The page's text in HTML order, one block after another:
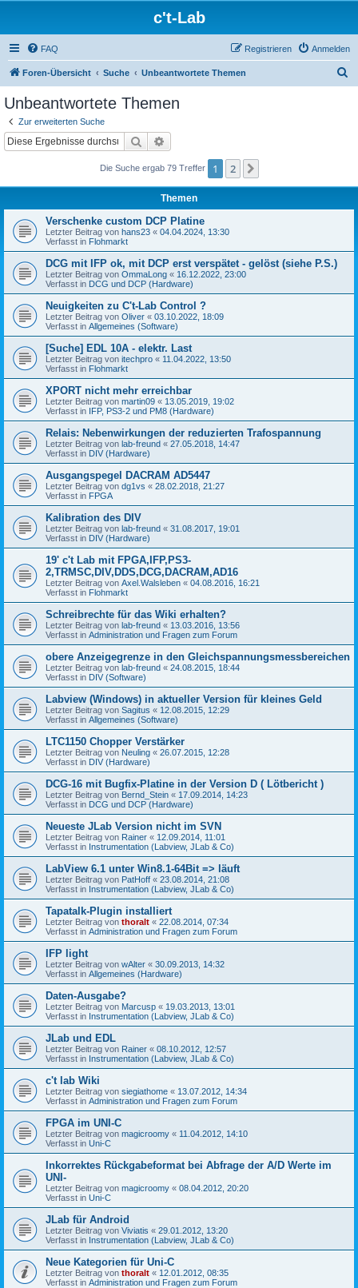
c't-Lab
FAQ Anmelden
Registrieren
Foren-Übersicht Suche Unbeantwortete Themen
Unbeantwortete Themen
Zur erweiterten Suche
Suche
Die Suche ergab 79 Treffer 1 2
Themen
Verschenke custom DCP Platine
Letzter Beitrag von hans23 « 04.04.2024, 13:30
Verfasst in Flohmarkt
DCG mit IFP ok, mit DCP erst verspätet - gelöst (siehe P.S.)
Letzter Beitrag von OmmaLong « 16.12.2022, 23:00
Verfasst in DCG und DCP (Hardware)
Neuigkeiten zu C't-Lab Control ?
Letzter Beitrag von Oliver « 03.10.2022, 18:09
Verfasst in Allgemeines (Software)
[Suche] EDL 10A - elektr. Last
Letzter Beitrag von itechpro « 11.04.2022, 13:50
Verfasst in Flohmarkt
XPORT nicht mehr erreichbar
Letzter Beitrag von martin09 « 13.05.2019, 19:02
Verfasst in IFP, PS3-2 und PM8 (Hardware)
Relais: Nebenwirkungen der reduzierten Trafospannung
Letzter Beitrag von lab-freund « 27.05.2018, 14:47
Verfasst in DIV (Hardware)
Ausgangspegel DACRAM AD5447
Letzter Beitrag von dg1vs « 28.02.2018, 21:27
Verfasst in FPGA
Kalibration des DIV
Letzter Beitrag von lab-freund « 31.08.2017, 19:01
Verfasst in DIV (Hardware)
19' c't Lab mit FPGA,IFP,PS3-
2,TRMSC,DIV,DDS,DCG,DACRAM,AD16
Letzter Beitrag von Axel.Walsleben « 04.08.2016, 16:21
Verfasst in Flohmarkt
Schreibrechte für das Wiki erhalten?
Letzter Beitrag von lab-freund « 13.03.2016, 13:56
Verfasst in Administration und Fragen zum Forum
obere Anzeigegrenze in den Gleichspannungsmessbereichen
Letzter Beitrag von lab-freund « 24.08.2015, 18:44
Verfasst in DIV (Software)
Labview (Windows) in aktueller Version für kleines Geld
Letzter Beitrag von Sagitus « 12.08.2015, 12:29
Verfasst in Allgemeines (Software)
LTC1150 Chopper Verstärker
Letzter Beitrag von Neuling « 26.07.2015, 12:28
Verfasst in DIV (Hardware)
DCG-16 mit Bugfix-Platine in der Version D ( Lötbericht )
Letzter Beitrag von Bernd_Stein « 17.09.2014, 14:23
Verfasst in DCG und DCP (Hardware)
Neueste JLab Version nicht im SVN
Letzter Beitrag von Rainer « 12.09.2014, 11:01
Verfasst in Instrumentation (Labview, JLab & Co)
LabView 6.1 unter Win8.1-64Bit => läuft
Letzter Beitrag von PatHoff « 23.08.2014, 21:08
Verfasst in Instrumentation (Labview, JLab & Co)
Tapatalk-Plugin installiert
Letzter Beitrag von thoralt « 22.08.2014, 07:34
Verfasst in Administration und Fragen zum Forum
IFP light
Letzter Beitrag von wAlter « 30.09.2013, 14:32
Verfasst in Allgemeines (Hardware)
Daten-Ausgabe?
Letzter Beitrag von Marcusp « 19.03.2013, 13:01
Verfasst in Instrumentation (Labview, JLab & Co)
JLab und EDL
Letzter Beitrag von Rainer « 08.10.2012, 12:57
Verfasst in Instrumentation (Labview, JLab & Co)
c't lab Wiki
Letzter Beitrag von siegiathome « 13.07.2012, 14:34
Verfasst in Administration und Fragen zum Forum
FPGA im UNI-C
Letzter Beitrag von magicroomy « 11.04.2012, 14:10
Verfasst in Uni-C
Inkorrektes Rückgabeformat bei Abfrage der A/D Werte im
UNI-
Letzter Beitrag von magicroomy « 08.04.2012, 20:20
Verfasst in Uni-C
JLab für Android
Letzter Beitrag von Viviatis « 29.01.2012, 13:20
Verfasst in Instrumentation (Labview, JLab & Co)
Neue Kategorien für Uni-C
Letzter Beitrag von thoralt « 12.01.2012, 08:35
Verfasst in Administration und Fragen zum Forum